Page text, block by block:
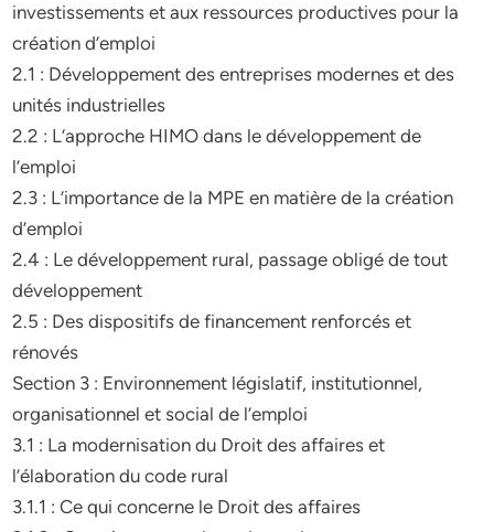
investissements et aux ressources productives pour la
création d’emploi
2.1 : Développement des entreprises modernes et des
unités industrielles
2.2 : L’approche HIMO dans le développement de
l’emploi
2.3 : L’importance de la MPE en matière de la création
d’emploi
2.4 : Le développement rural, passage obligé de tout
développement
2.5 : Des dispositifs de financement renforcés et
rénovés
Section 3 : Environnement législatif, institutionnel,
organisationnel et social de l’emploi
3.1 : La modernisation du Droit des affaires et
l’élaboration du code rural
3.1.1 : Ce qui concerne le Droit des affaires